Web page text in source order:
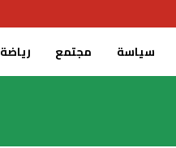
سياسة مجتمع رياضة